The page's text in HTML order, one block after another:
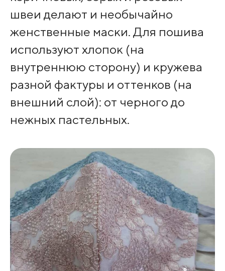
швеи делают и необычайно
женственные маски. Для пошива
используют хлопок (на
внутреннюю сторону) и кружева
разной фактуры и оттенков (на
внешний слой): от черного до
нежных пастельных.